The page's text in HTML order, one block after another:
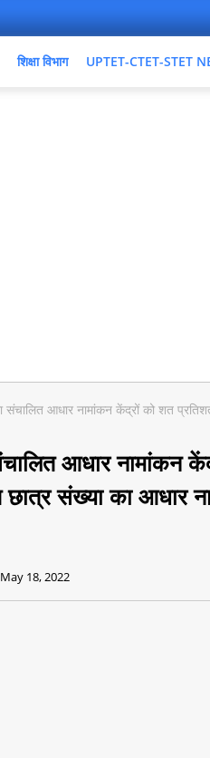
शिक्षा विभाग UPTET-CTET-STET
संचालित आधार नामांकन केंद्रों को शत
संचालित आधार नामांकन
संख्या का आधार
May 18, 2022